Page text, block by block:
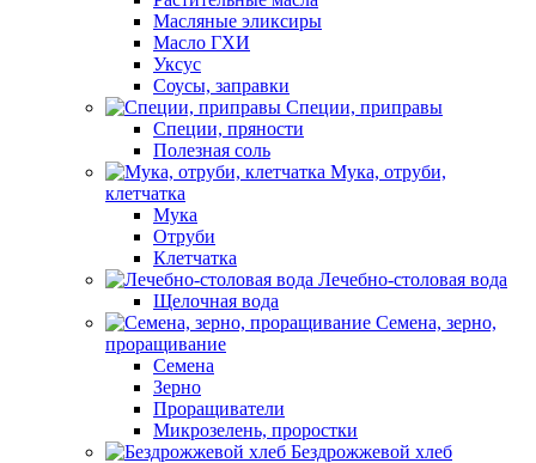
Масляные эликсиры
Масло ГХИ
Уксус
Соусы, заправки
Специи, приправы
Специи, пряности
Полезная соль
Мука, отруби,
клетчатка
Мука
Отруби
Клетчатка
Лечебно-столовая вода
Щелочная вода
Семена, зерно,
проращивание
Семена
Зерно
Проращиватели
Микрозелень, проростки
Бездрожжевой хлеб